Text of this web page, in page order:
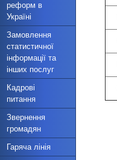
реформ в
Україні
Замовлення
статистичної
інформації та
інших послуг
Кадрові
питання
Звернення
громадян
Гаряча лінія